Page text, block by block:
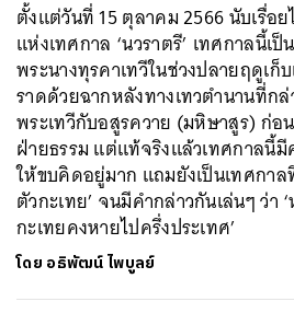
ตั้งแต่วันที่ 15 ตุลาคม 2566 นับเรื่อ
แห่งเทศกาล ‘นวราตรี’ เทศกาลนี้เ
พระนางทุรคาเทวีในช่วงปลายฤดูเก็
ราดด้วยฉากหลังทางเทวตำนานที่ก
พระเทวีกับอสูรควาย (มหิษาสูร) ก่อ
ฝ่ายธรรม แต่แท้จริงแล้วเทศกาลนี้
ให้ขบคิดอยู่มาก แถมยังเป็นเทศกาล
ตัวกะเทย’ จนมีคำกล่าวกันเล่นๆ ว่า
กะเทยคงหายไปครึ่งประเทศ’
โดย อธิพัฒน์ ไพบูลย์